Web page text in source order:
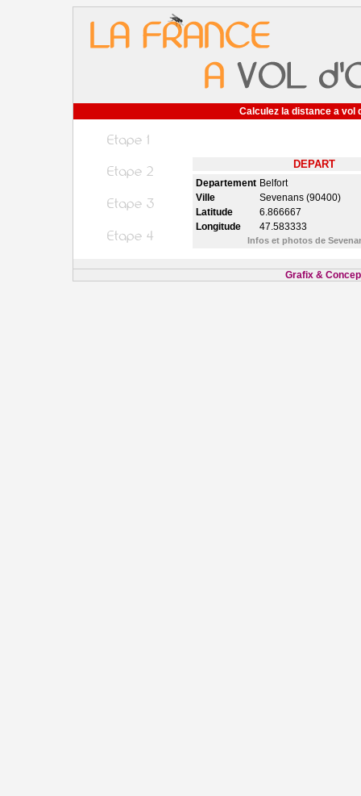
Calculez la distance a vol
DEPART
Departement Belfort
Ville
Sevenans (90400)
Latitude
6.866667
Longitude
47.583333
Infos et photos de
Grafix &